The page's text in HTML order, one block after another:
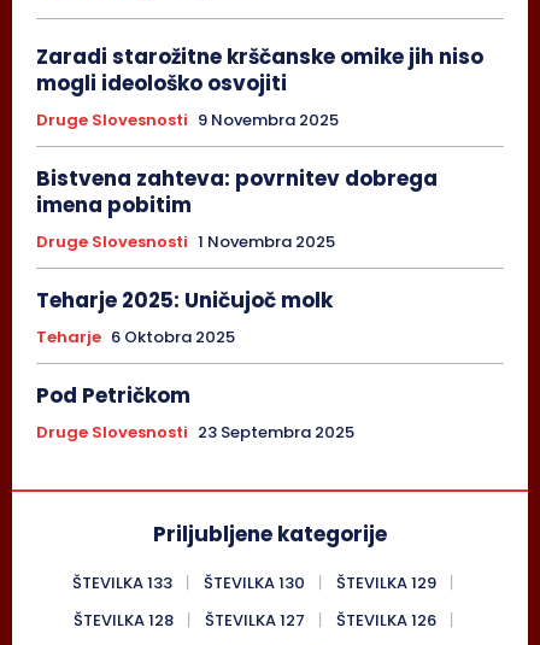
Zaradi starožitne krščanske omike jih niso
mogli ideološko osvojiti
Druge Slovesnosti 9 Novembra 2025
Bistvena zahteva: povrnitev dobrega
imena pobitim
Druge Slovesnosti 1 Novembra 2025
Teharje 2025: Uničujoč molk
Teharje 6 Oktobra 2025
Pod Petričkom
Druge Slovesnosti 23 Septembra 2025
Priljubljene kategorije
ŠTEVILKA 133 ŠTEVILKA 130
ŠTEVILKA 129
ŠTEVILKA 128
ŠTEVILKA 127
ŠTEVILKA 126